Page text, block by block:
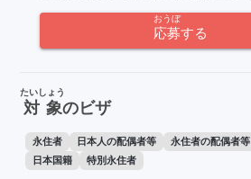
応募
おうぼ
する
対象
たいしょう
のビザ
永住者 日本人の配偶者等 永住者の配偶者等
日本国籍
特別永住者